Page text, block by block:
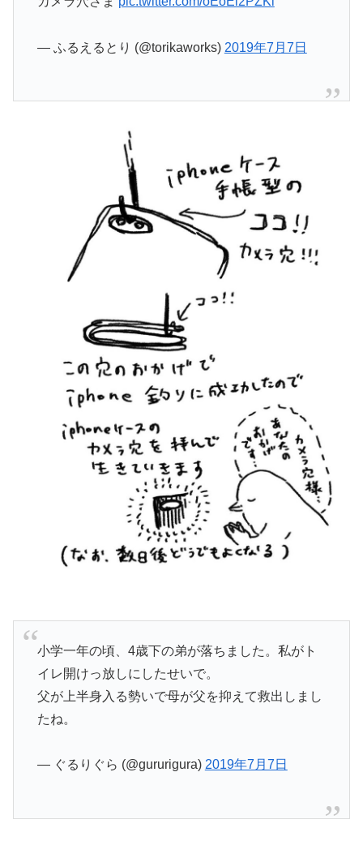
— ふるえるとり (@torikaworks) 2019年7月7日
小学一年の頃、4歳下の弟が落ちました。私がト
イレ開けっ放しにしたせいで。
父が上半身入る勢いで母が父を抑えて救出しまし
たね。
— ぐるりぐら (@gururigura) 2019年7月7日